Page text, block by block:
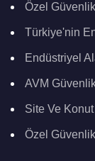
Özel
Türkiye'nin
Endüstriyel
AVM
Site Ve
Özel